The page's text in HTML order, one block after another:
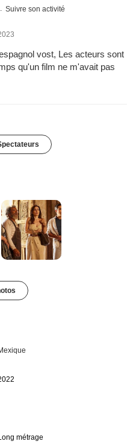
Suivre son activité
vost, Les acteurs sont
qu'un film ne m'avait pas
métrage